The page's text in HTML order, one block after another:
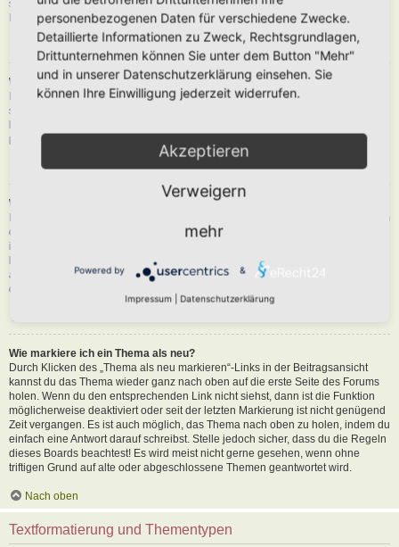
siehst du eine Schaltfläche in der Nähe des Beitrags, um diesen zu melden.
Du wirst dann durch die weiteren Schritte geführt.
Nach oben
Was bewirkt die „Speichern“-Schaltfläche beim Schreiben eines Beitrags?
Hiermit kannst du die geschriebene Entwürfe speichern und zu einem
späteren Zeitpunkt vervollständigen und absenden. Den gesicherten Beitrag
kannst du mit der Funktion „Gespeicherte Entwürfe verwalten“ in deinem
persönlichen Bereich erneut laden.
Nach oben
Warum muss mein Beitrag erst freigegeben werden?
Die Board-Administration kann entschieden haben, dass in dem Forum, in dem
du einen Beitrag erstellt hast, die Beiträge zuerst geprüft werden müssen. Es
ist auch möglich, dass die Administration dich zu einer Gruppe von Benutzern
hinzugefügt hat, bei denen sie die Beiträge erst begutachten möchte, bevor sie
auf der Seite sichtbar werden. Bitte kontaktiere die Board-Administration, wenn
du weitere Informationen dazu benötigst.
Wie markiere ich ein Thema als neu?
Durch Klicken des „Thema als neu markieren“-Links in der Beitragsansicht
kannst du das Thema wieder ganz nach oben auf die erste Seite des Forums
holen. Wenn du den entsprechenden Link nicht siehst, dann ist die Funktion
möglicherweise deaktiviert oder seit der letzten Markierung ist nicht genügend
Zeit vergangen. Es ist auch möglich, das Thema nach oben zu holen, indem du
einfach eine Antwort darauf schreibst. Stelle jedoch sicher, dass du die Regeln
dieses Boards beachtest! Es wird meist nicht gerne gesehen, wenn ohne
triftigen Grund auf alte oder abgeschlossene Themen geantwortet wird.
Nach oben
Textformatierung und Thementypen
personenbezogenen Daten für verschiedene Zwecke.
Detaillierte Informationen zu Zweck, Rechtsgrundlagen,
Drittunternehmen können Sie unter dem Button "Mehr"
und in unserer Datenschutzerklärung einsehen. Sie
können Ihre Einwilligung jederzeit widerrufen.
Akzeptieren
Verweigern
mehr
Powered by &
Impressum Datenschutzerklärung